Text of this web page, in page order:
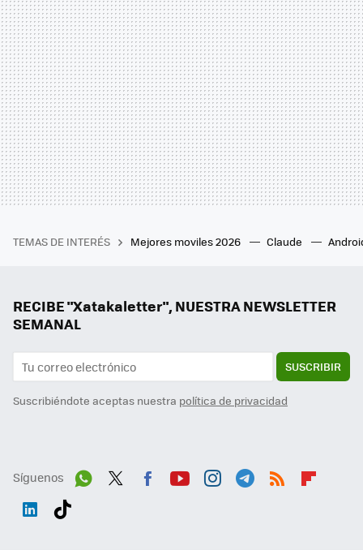
TEMAS DE INTERÉS Mejores moviles 2026 Claude
RECIBE "Xatakaletter", NUESTRA NEWSLETTER
SEMANAL
SUSCRIBIR
Suscribiéndote aceptas nuestra política de privacidad
Síguenos